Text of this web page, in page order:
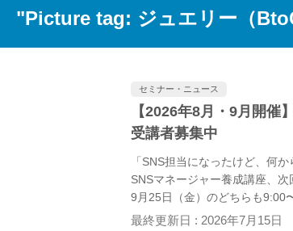
"Picture tag: ジュエリー（
セミナー・ニュース
【2026年8月・9月開催
受講者募集中
「SNS担当になったけど、何
SNSマネージャー養成講座、
9月25日（金）のどちらも9:00
最終更新日 : 2026年7月15日